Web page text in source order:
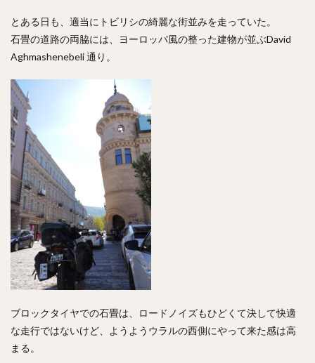
とある日も、適当にトビリシの綺麗な街並みを走っていた。
石畳の道路の両脇には、ヨーロッパ風の整った建物が並ぶDavid
Aghmashenebeli 通り。
ブロックタイヤでの石畳は、ロードノイズもひどくて決して快適
な走行ではないけど、ようようウラルの西側にやって来た感は高
まる。